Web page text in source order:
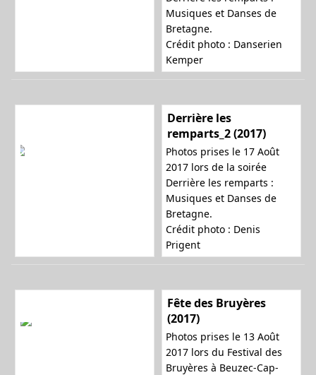
Musiques et Danses de
Bretagne.
Crédit photo : Danserien
Kemper
Derrière les
remparts_2 (2017)
Photos prises le 17 Août
2017 lors de la soirée
Derrière les remparts :
Musiques et Danses de
Bretagne.
Crédit photo : Denis
Prigent
Fête des Bruyères
(2017)
Photos prises le 13 Août
2017 lors du Festival des
Bruyères à Beuzec-Cap-